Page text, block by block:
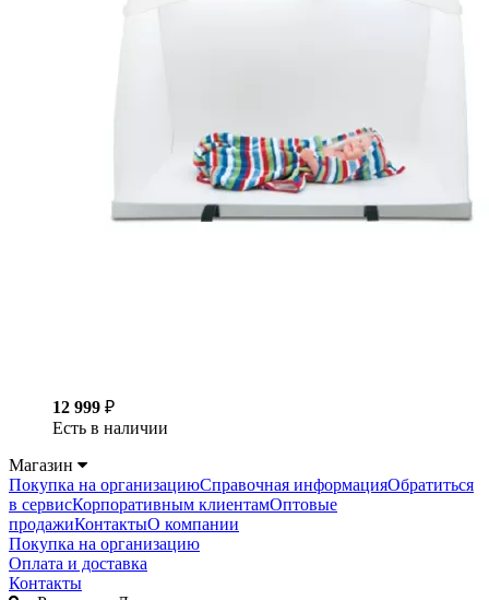
12 999 ₽
Есть в наличии
Магазин
Покупка на организациюСправочная информацияОбратиться
в сервисКорпоративным клиентамОптовые
продажиКонтактыО компании
Покупка на организацию
Оплата и доставка
Контакты